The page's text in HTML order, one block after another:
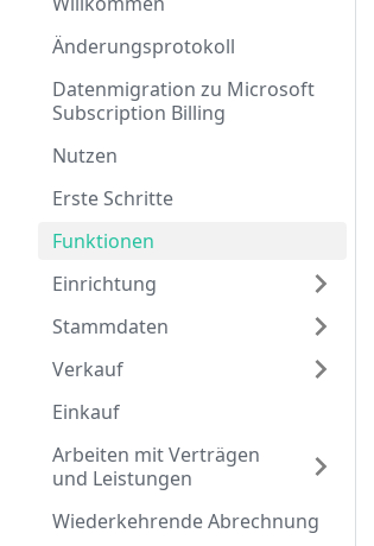
Änderungsprotokoll
Datenmigration zu Microsoft
Subscription Billing
Nutzen
Erste Schritte
Funktionen
Einrichtung
Stammdaten
Verkauf
Einkauf
Arbeiten mit Verträgen
und Leistungen
Wiederkehrende Abrechnung